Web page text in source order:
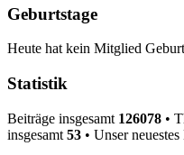
Geburtstage
Heute hat kein Mitglied
Statistik
Beiträge insgesamt 126078 •
insgesamt 53 • Unser